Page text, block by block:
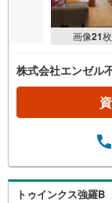
画像21枚
株式会社エンゼ
トゥインクス強羅B